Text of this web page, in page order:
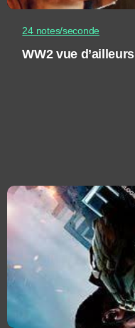
24 notes/seconde
WW2 vue d’ailleurs